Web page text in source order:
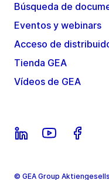
Búsqueda de
Eventos y webinars
Acceso de
Tienda GEA
Vídeos de GEA
© GEA Group